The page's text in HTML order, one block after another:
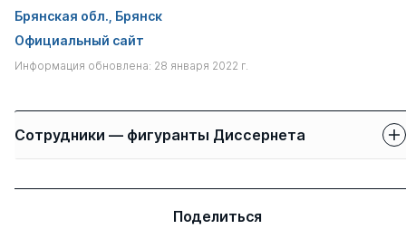
Брянская обл., Брянск
Официальный сайт
Информация обновлена: 28 января 2022 г.
Сотрудники — фигуранты Диссернета
Имя Степень
свои
Поделиться